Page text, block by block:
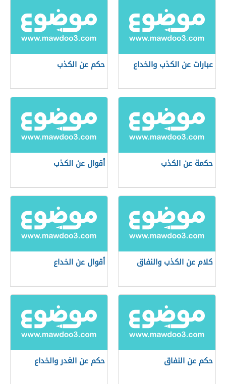
عبارات عن الكذب والخداع حكم عن الكذب
حكمة عن الكذب أقوال عن الكذب
كلام عن الكذب والنفاق أقوال عن الخداع
حكم عن النفاق حكم عن الغدر والخداع